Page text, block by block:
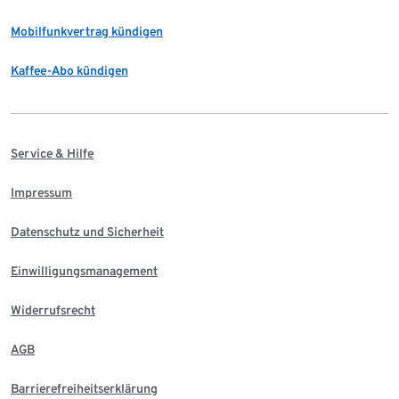
Mobilfunkvertrag kündigen
Kaffee-Abo kündigen
Service & Hilfe
Impressum
Datenschutz und Sicherheit
Einwilligungsmanagement
Widerrufsrecht
AGB
Barrierefreiheitserklärung